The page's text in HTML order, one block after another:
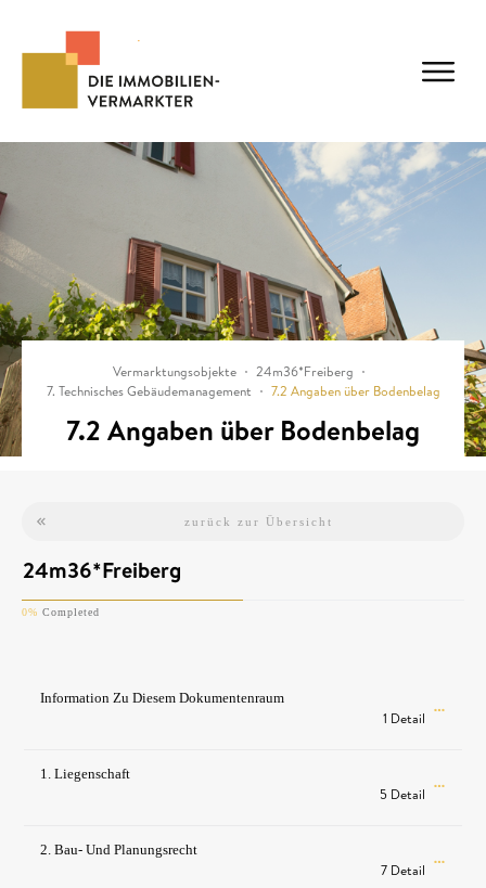
Vermarktungsobjekte
24m36*Freiberg
7. Technisches Gebäudemanagement
7.2 Angaben über Bodenbelag
7.2 Angaben über Bodenbelag
zurück zur Übersicht
24m36*Freiberg
0% Completed
Information Zu Diesem Dokumentenraum
1 Detail
1. Liegenschaft
5 Detail
2. Bau- Und Planungsrecht
7 Detail